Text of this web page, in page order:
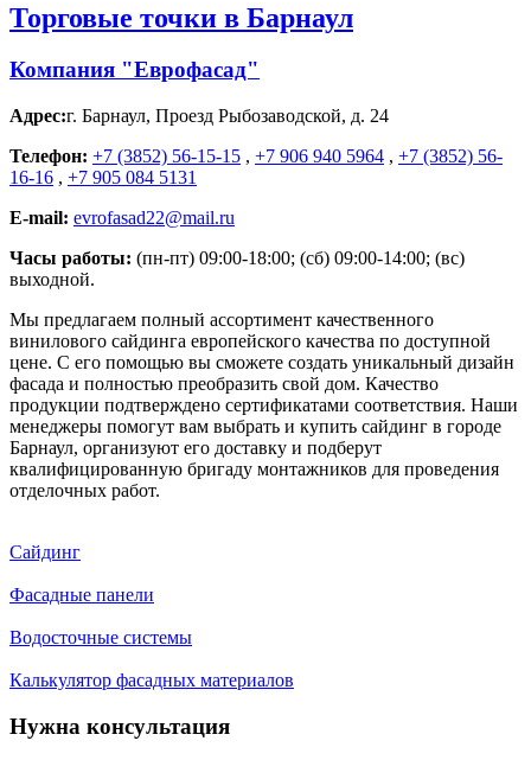
Торговые точки в Барнаул
Компания "Еврофасад"
Адрес:г. Барнаул, Проезд Рыбозаводской, д. 24
Телефон: +7 (3852) 56-15-15 , +7 906 940 5964 , +7 (3852) 56-
16-16 , +7 905 084 5131
E-mail: evrofasad22@mail.ru
Часы работы: (пн-пт) 09:00-18:00; (сб) 09:00-14:00; (вс)
выходной.
Мы предлагаем полный ассортимент качественного
винилового сайдинга европейского качества по доступной
цене. С его помощью вы сможете создать уникальный дизайн
фасада и полностью преобразить свой дом. Качество
продукции подтверждено сертификатами соответствия. Наши
менеджеры помогут вам выбрать и купить сайдинг в городе
Барнаул, организуют его доставку и подберут
квалифицированную бригаду монтажников для проведения
отделочных работ.
Сайдинг
Фасадные панели
Водосточные системы
Калькулятор фасадных материалов
Нужна консультация